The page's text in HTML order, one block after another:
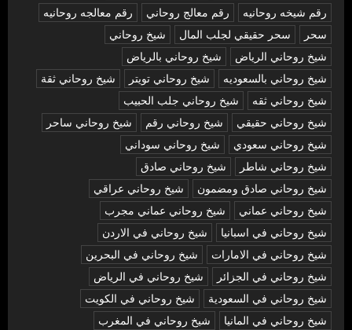
رقم شيخه روحانيه
رقم معالج روحاني
رقم معالجه روحانيه
سحر
سحر حقيقي لجلب المال
شيخ روحاني
شيخ روحاني الرياض
شيخ روحاني بالرياض
شيخ روحاني بالسعوديه
شيخ روحاني تويتر
شيخ روحاني ثقة
شيخ روحاني ثقه
شيخ روحاني جلب الحبيب
شيخ روحاني حقيقي
شيخ روحاني رقم
شيخ روحاني ساحر
شيخ روحاني سعودي
شيخ روحاني سوداني
شيخ روحاني شاطر
شيخ روحاني صادق
شيخ روحاني صادق ومضمون
شيخ روحاني عراقي
شيخ روحاني عماني
شيخ روحاني عماني مجرب
شيخ روحاني في اسبانيا
شيخ روحاني في الاردن
شيخ روحاني في الامارات
شيخ روحاني في البحرين
شيخ روحاني في الجزائر
شيخ روحاني في الرياض
شيخ روحاني في السعودية
شيخ روحاني في الكويت
شيخ روحاني في المانيا
شيخ روحاني في المغرب